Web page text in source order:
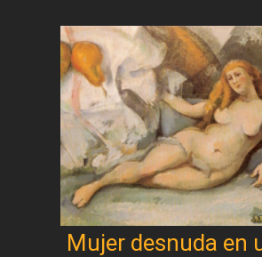
Mujer desnuda en